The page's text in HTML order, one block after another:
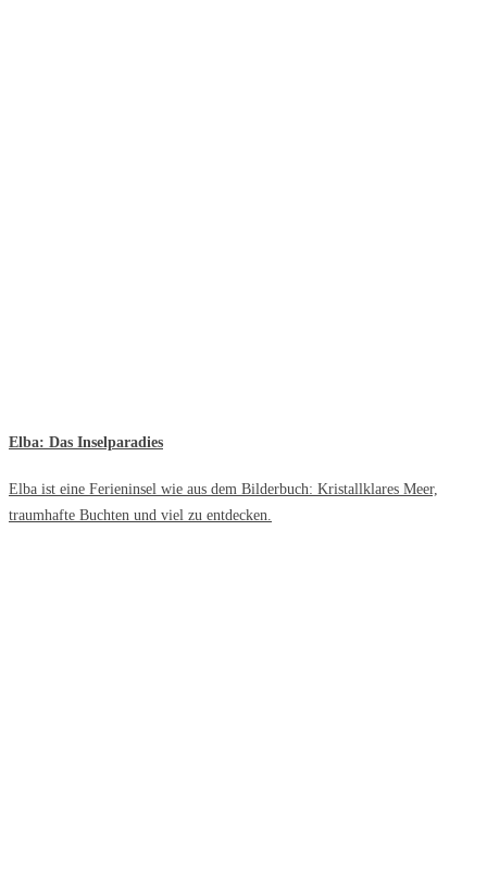
Elba: Das Inselparadies
Elba ist eine Ferieninsel wie aus dem Bilderbuch: Kristallklares Meer,
traumhafte Buchten und viel zu entdecken.